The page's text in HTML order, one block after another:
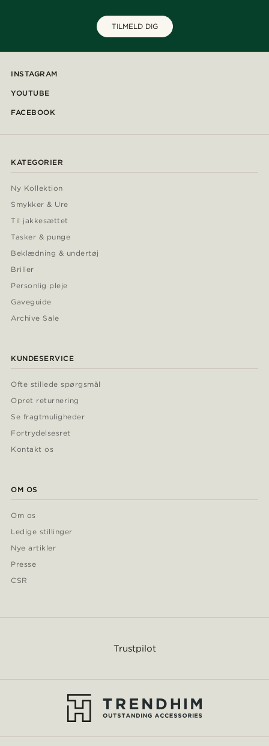
TILMELD DIG
INSTAGRAM
YOUTUBE
FACEBOOK
KATEGORIER
Ny Kollektion
Smykker & Ure
Til jakkesættet
Tasker & punge
Beklædning & undertøj
Briller
Personlig pleje
Gaveguide
Archive Sale
KUNDESERVICE
Ofte stillede spørgsmål
Opret returnering
Se fragtmuligheder
Fortrydelsesret
Kontakt os
OM OS
Om os
Ledige stillinger
Nye artikler
Presse
CSR
Trustpilot